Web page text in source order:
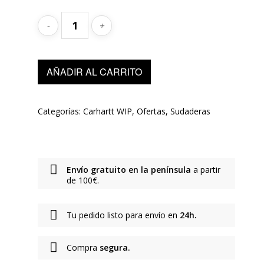
AÑADIR AL CARRITO
Categorías: Carhartt WIP, Ofertas, Sudaderas
Envío gratuito en la penínsulaa partir
de 100€.
Tu pedido listo para envío en 24h.
Compra segura.